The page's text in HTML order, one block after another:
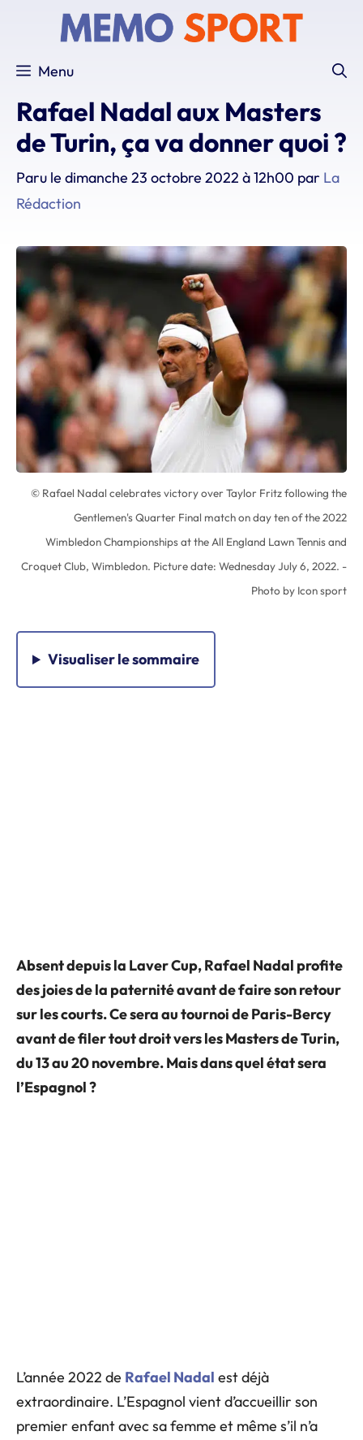
Menu
Rafael Nadal aux Masters
de Turin, ça va donner quoi ?
Paru le dimanche 23 octobre 2022 à 12h00 par La
Rédaction
© Rafael Nadal celebrates victory over Taylor Fritz following the
Gentlemen's Quarter Final match on day ten of the 2022
Wimbledon Championships at the All England Lawn Tennis and
Croquet Club, Wimbledon. Picture date: Wednesday July 6, 2022. -
Photo by Icon sport
Visualiserle sommaire
Absent depuis la Laver Cup, Rafael Nadal profite
des joies de la paternité avant de faire son retour
sur les courts. Ce sera au tournoi de Paris-Bercy
avant de filer tout droit vers les Masters de Turin,
du 13 au 20 novembre. Mais dans quel état sera
l’Espagnol ?
L’année 2022 de Rafael Nadal est déjà
extraordinaire. L’Espagnol vient d’accueillir son
premier enfant avec sa femme et même s’il n’a